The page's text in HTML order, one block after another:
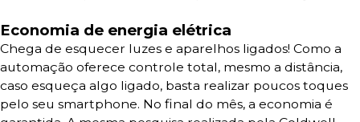
Economia de energia elétrica
Chega de esquecer luzes e aparelhos ligados! Como a
automação oferece controle total, mesmo a distância,
caso esqueça algo ligado, basta realizar poucos toques
pelo seu smartphone. No final do mês, a economia é